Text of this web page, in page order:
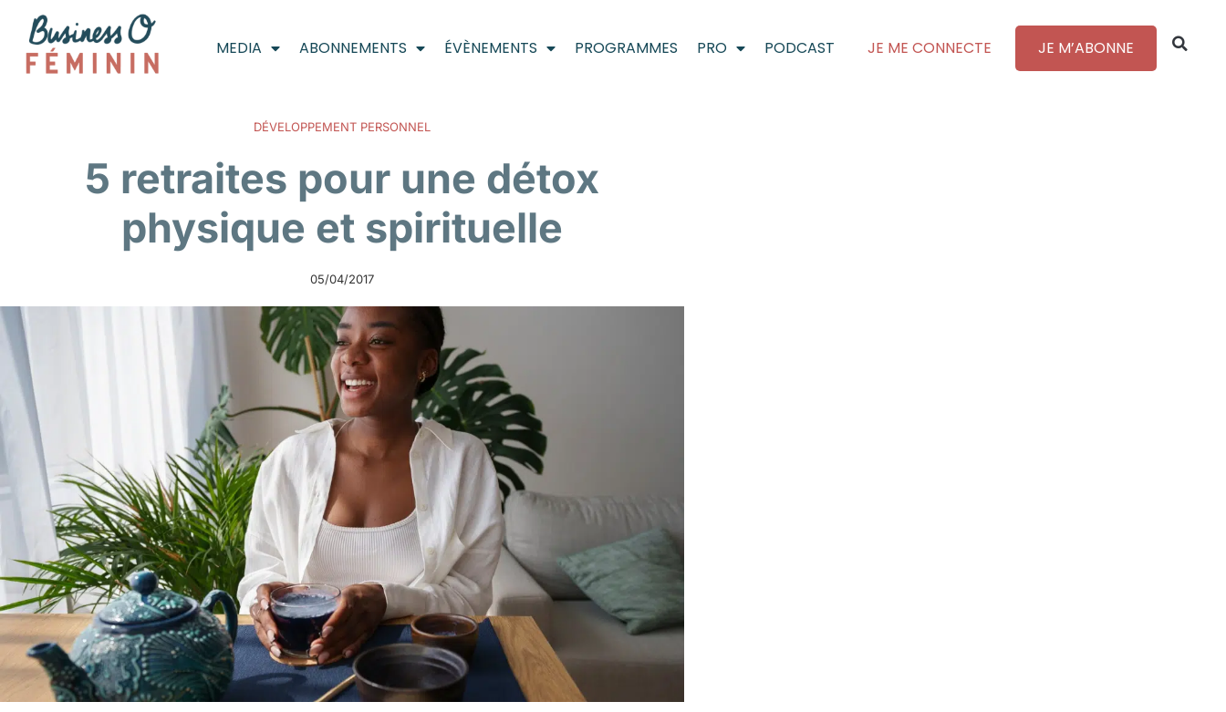
MEDIA ABONNEMENTS ÉVÈNEMENTS PROGRAMMES PRO PODCAST JE ME CONNECTE JE M’ABONNE
DÉVELOPPEMENT PERSONNEL
5 retraites pour une détox
physique et spirituelle
05/04/2017